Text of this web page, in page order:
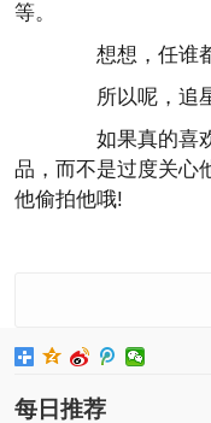
等。
想想，任谁都
所以呢，追
如果真的喜欢
品，而不是过度关心
他偷拍他哦!
每日推荐